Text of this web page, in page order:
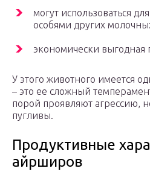
могут использоваться
особями других
экономически выгодная
У этого животного имеется
– это ее сложный
порой проявляют агрессию,
пугливы.
Продуктивные
айрширов